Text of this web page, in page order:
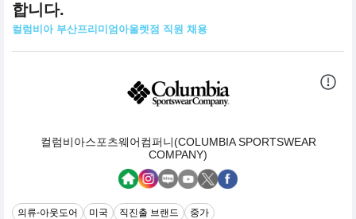
합니다.
컬럼비아 부산프리미엄아울렛점 직원 채용
컬럼비아스포츠웨어컴퍼니(COLUMBIA SPORTSWEAR
COMPANY)
의류-아웃도어 미국 직진출 브랜드 중가